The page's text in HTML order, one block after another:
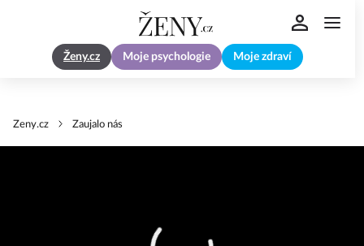
Ženy.cz Moje psychologie Moje zdraví
Zeny.cz Zaujalo nás